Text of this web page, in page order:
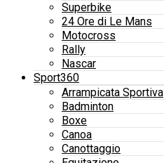
Superbike
24 Ore di Le Mans
Motocross
Rally
Nascar
Sport360
Arrampicata Sportiva
Badminton
Boxe
Canoa
Canottaggio